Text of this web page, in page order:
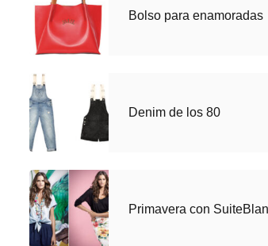
Bolso para enamoradas
Denim de los 80
Primavera con